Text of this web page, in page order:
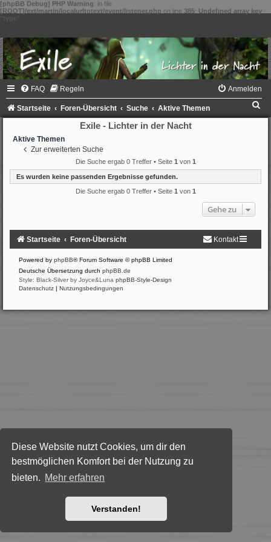
Diese Website nutzt Cookies, um dir den
bestmöglichen Komfort bei der Nutzung zu
bieten. Mehr erfahren
Verstanden!
[phpBB Debug] PHP Warning: in file
[ROOT]/ext/martin/localurltotext/event/listener.php on line 385: Undefined array key
FAQ Regeln Anmelden
Startseite Foren-Übersicht Suche Aktive Themen
Exile - Lichter in der Nacht
Aktive Themen
Zur erweiterten Suche
Die Suche ergab 0 Treffer • Seite 1 von 1
Es wurden keine passenden Ergebnisse gefunden.
Die Suche ergab 0 Treffer • Seite 1 von 1
Gehe zu
Startseite Foren-Übersicht Kontakt
Powered by phpBB® Forum Software © phpBB Limited
Deutsche Übersetzung durch phpBB.de
Style: Black-Silver by Joyce&Luna phpBB-Style-Design
Datenschutz | Nutzungsbedingungen